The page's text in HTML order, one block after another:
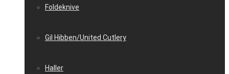
Foldeknive
Gil Hibben/United Cutlery
Haller